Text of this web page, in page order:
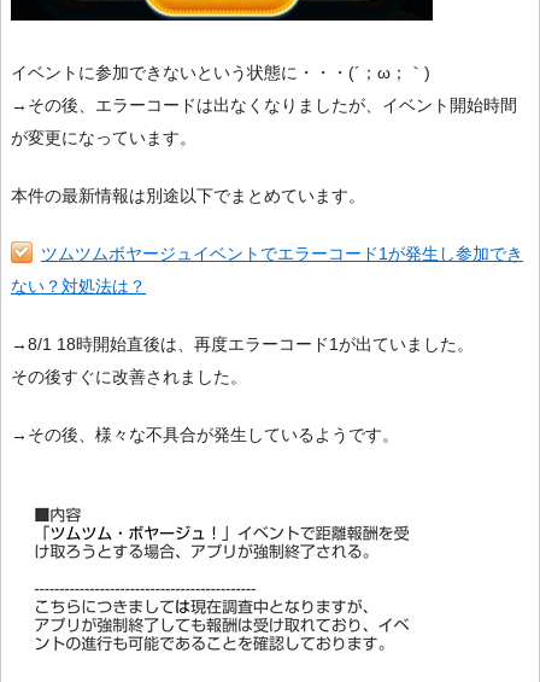
イベントに参加できないという状態に・・・(´；ω；｀)
→その後、エラーコードは出なくなりましたが、イベント開始時間
が変更になっています。
本件の最新情報は別途以下でまとめています。
ツムツムボヤージュイベントでエラーコード1が発生し参加でき
ない？対処法は？
→8/1 18時開始直後は、再度エラーコード1が出ていました。
その後すぐに改善されました。
→その後、様々な不具合が発生しているようです。